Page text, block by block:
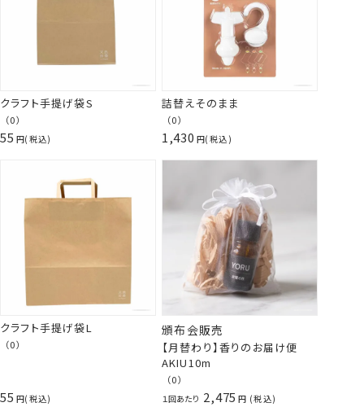
クラフト手提げ袋S
（0）
55 税込
詰替えそのまま
（0）
1,430 税込
クラフト手提げ袋L
（0）
55 税込
頒布会販売
【月替わり】香りのお届け便
AKIU10m
（0）
１回あたり 2,475 税込